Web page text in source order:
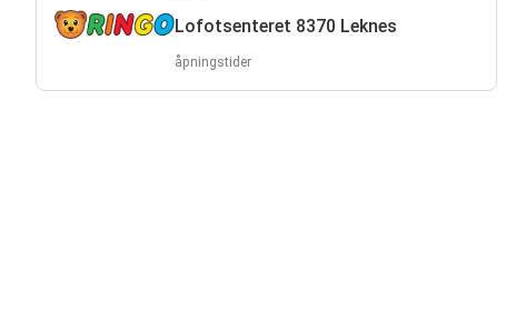
Lofotsenteret 8370 Leknes
åpningstider